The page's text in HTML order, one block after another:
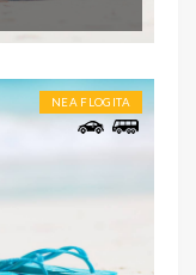
NEA FLOGITA